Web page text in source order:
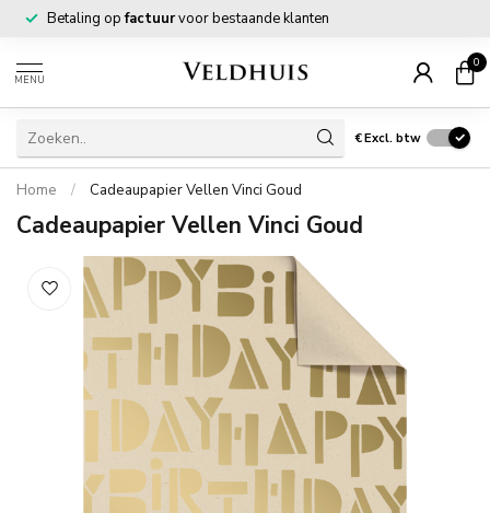
Betaling opfactuurvoor bestaande klanten
MENU
0
€Excl. btw
Home / Cadeaupapier Vellen Vinci Goud
Cadeaupapier Vellen Vinci Goud